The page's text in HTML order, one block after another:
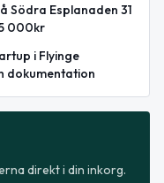
Södra Esplanaden 31
000kr
i Flyinge
dokumentation
direkt i din inkorg.